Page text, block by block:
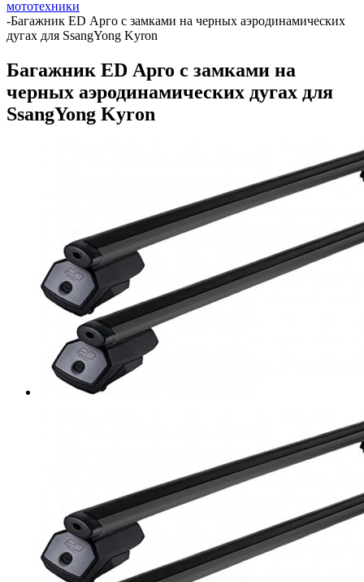
мототехники
-Багажник ED Арго с замками на черных аэродинамических
дугах для SsangYong Kyron
Багажник ED Арго с замками на
черных аэродинамических дугах для
SsangYong Kyron